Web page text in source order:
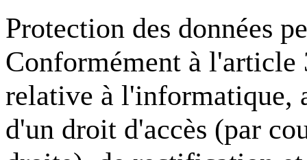
Protection des données
Conformément à l'article
relative à l'informatique,
d'un droit d'accès (par